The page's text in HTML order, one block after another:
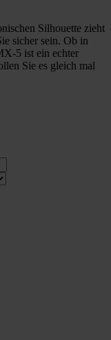
Silhouette zieht
sicher sein. Ob in
5 ist ein echter
Sie es gleich mal